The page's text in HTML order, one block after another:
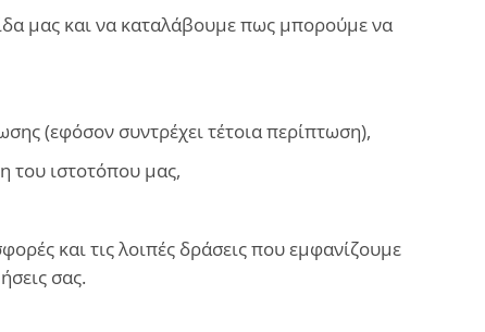
μας και να καταλάβουμε πως μπορούμε να
(εφόσον συντρέχει τέτοια περίπτωση),
του ιστοτόπου μας,
και τις λοιπές δράσεις που εμφανίζουμε
σας.